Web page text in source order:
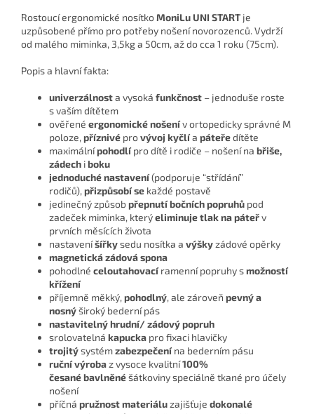
Rostoucí ergonomické nosítkoMoniLu UNI START je
uzpůsobené přímo pro potřeby nošení novorozenců. Vydrží
od malého miminka, 3,5kg a 50cm, až do cca 1 roku (75cm).
Popis a hlavní fakta:
univerzálnosta vysoká funkčnost – jednoduše roste
s vaším dítětem
ověřené ergonomické nošenív ortopedicky správné M
poloze, příznivé provývoj kyčlía páteředítěte
maximálnípohodlí pro dítě i rodiče – nošení na břiše,
zádech iboku
jednoduché nastavení(podporuje “střídání”
rodičů), přizpůsobí se každé postavě
jedinečný způsobpřepnutí bočních popruhů pod
zadeček miminka, kterýeliminuje tlak na páteřv
prvních měsících života
nastaveníšířkysedu nosítka a výškyzádové opěrky
magnetická zádová spona
pohodlné celoutahovací ramenní popruhy smožností
křížení
příjemně měkký, pohodlný, ale zároveň pevný a
nosnýširoký bederní pás
nastavitelný hrudní/ zádový popruh
srolovatelná kapucka pro fixaci hlavičky
trojitýsystémzabezpečení na bederním pásu
ruční výrobaz vysoce kvalitní100%
česanébavlněnéšátkoviny speciálně tkané pro účely
nošení
příčná pružnost materiáluzajišťuje dokonalé